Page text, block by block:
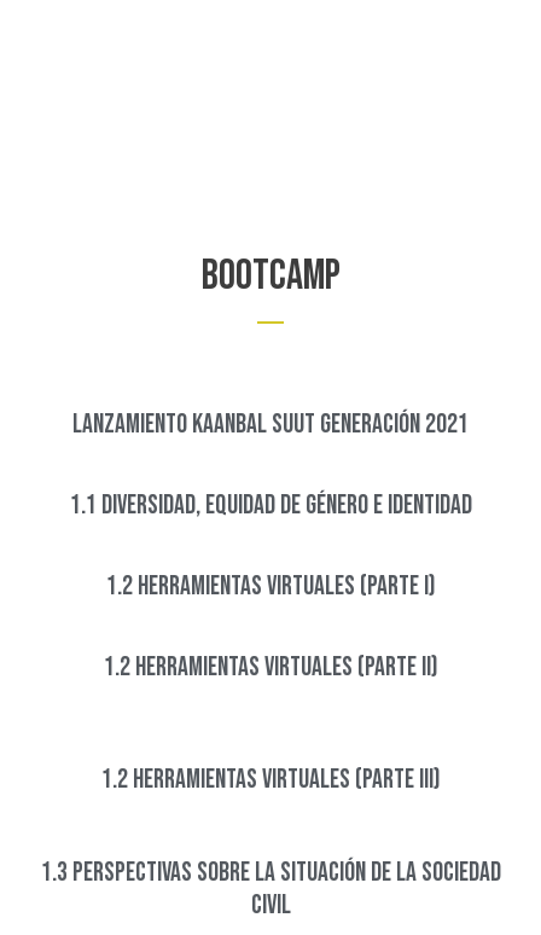
bootcamp
Lanzamiento Kaanbal suut generación 2021
1.1 Diversidad, Equidad de Género e Identidad
1.2 Herramientas virtuales (Parte I)
1.2 Herramientas virtuales (Parte II)​
1.2 Herramientas virtuales (Parte III)​
1.3 Perspectivas sobre la situación de la Sociedad
Civil